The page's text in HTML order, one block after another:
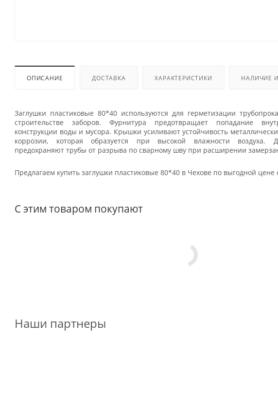
ОПИСАНИЕ ДОСТАВКА ХАРАКТЕРИСТИКИ НАЛИЧИЕ
Заглушки пластиковые 80*40 используются для герметизации
строительстве заборов. Фурнитура предотвращает попадание
конструкции воды и мусора. Крышки усиливают устойчивость
коррозии, которая образуется при высокой влажности воздуха.
предохраняют трубы от разрыва по сварному шву при расширении
Предлагаем купить заглушки пластиковые 80*40 в Чехове по выгодной цене
С этим товаром покупают
Наши партнеры